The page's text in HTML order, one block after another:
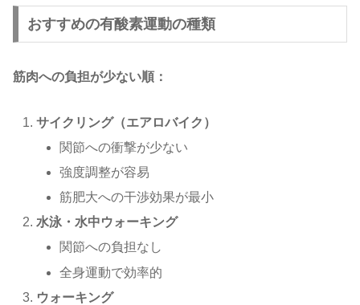
おすすめの有酸素運動の種類
筋肉への負担が少ない順：
サイクリング（エアロバイク）
関節への衝撃が少ない
強度調整が容易
筋肥大への干渉効果が最小
水泳・水中ウォーキング
関節への負担なし
全身運動で効率的
ウォーキング